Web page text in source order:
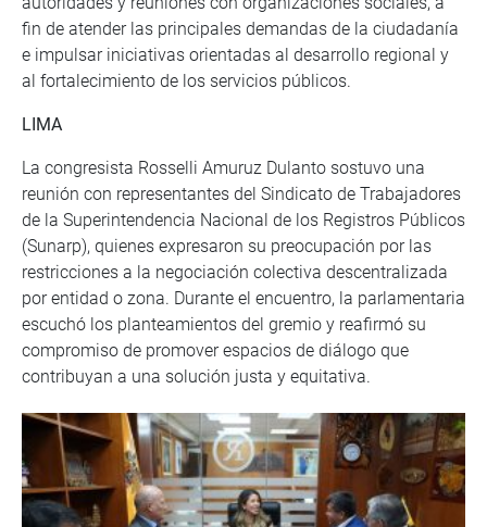
fin de atender las principales demandas de la ciudadanía
e impulsar iniciativas orientadas al desarrollo regional y
al fortalecimiento de los servicios públicos.
LIMA
La congresista Rosselli Amuruz Dulanto sostuvo una
reunión con representantes del Sindicato de Trabajadores
de la Superintendencia Nacional de los Registros Públicos
(Sunarp), quienes expresaron su preocupación por las
restricciones a la negociación colectiva descentralizada
por entidad o zona. Durante el encuentro, la parlamentaria
escuchó los planteamientos del gremio y reafirmó su
compromiso de promover espacios de diálogo que
contribuyan a una solución justa y equitativa.